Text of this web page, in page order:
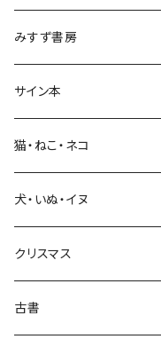
生活・暮らし
芸術・絵画・写真
絵本・児童書
みすず書房
サイン本
猫・ねこ・ネコ
犬・いぬ・イヌ
クリスマス
古書